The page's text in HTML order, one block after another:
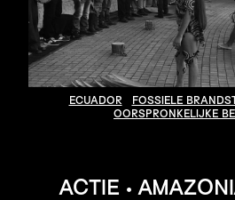
ECUADOR FOSSIELE
OORSPRONKELIJKE
ACTIE •